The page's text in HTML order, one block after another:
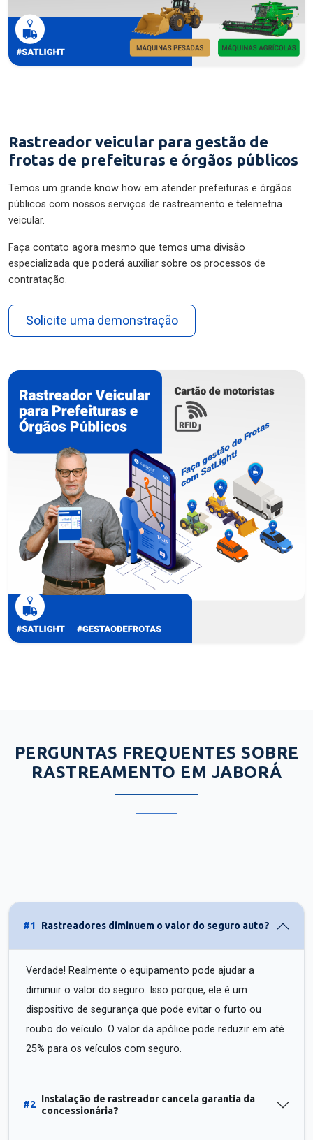
Rastreador veicular para gestão de
frotas de prefeituras e órgãos públicos
Temos um grande know how em atender prefeituras e órgãos
públicos com nossos serviços de rastreamento e telemetria
veicular.
Faça contato agora mesmo que temos uma divisão
especializada que poderá auxiliar sobre os processos de
contratação.
Solicite uma demonstração
PERGUNTAS FREQUENTES SOBRE
RASTREAMENTO EM JABORÁ
#1 Rastreadores diminuem o valor do seguro auto?
Verdade! Realmente o equipamento pode ajudar a
diminuir o valor do seguro. Isso porque, ele é um
dispositivo de segurança que pode evitar o furto ou
roubo do veículo. O valor da apólice pode reduzir em até
25% para os veículos com seguro.
#2
Instalação de rastreador cancela garantia da
concessionária?